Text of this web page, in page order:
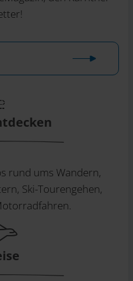
rund ums Wandern,
Ski-Tourengehen,